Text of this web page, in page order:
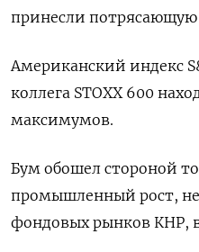
принесли
Американский индекс
коллега STOXX 600
максимумов.
Бум обошел стороной
промышленный рост,
фондовых рынков КНР,